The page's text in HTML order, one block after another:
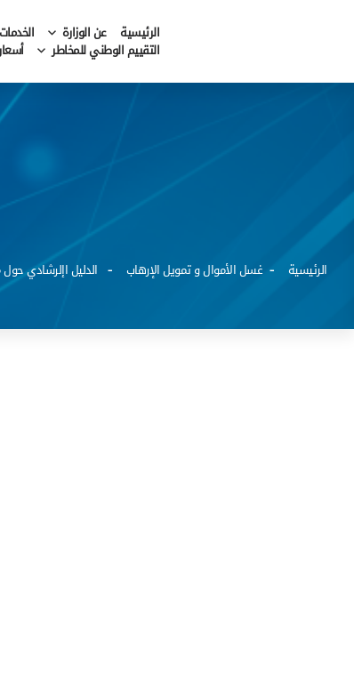
الرئيسية عن الوزارة
التقييم الوطني للمخاطر
الرئيسية غسل الأموال و تمويل الإرهاب الدليل اإلرشادي